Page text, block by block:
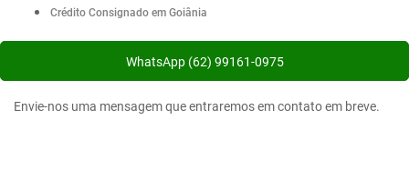
Crédito Consignado em Goiânia
WhatsApp (62) 99161-0975
Envie-nos uma mensagem que entraremos em contato em breve.